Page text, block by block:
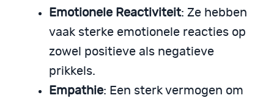
Emotionele Reactiviteit: Ze hebben
vaak sterke emotionele reacties op
zowel positieve als negatieve
prikkels.
Empathie: Een sterk vermogen om